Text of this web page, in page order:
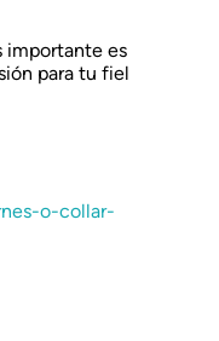
importante es
para tu fiel
o-collar-